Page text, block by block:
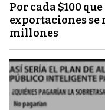
Por cada $100
exportaciones se
millones